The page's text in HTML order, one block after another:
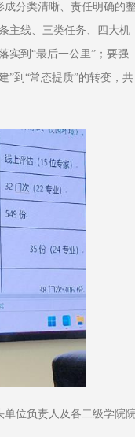
分类清晰、责任明确的整
主线、三类任务、四大机
实到“最后一公里”；要强
”到“常态提质”的转变，共
位负责人及各二级学院